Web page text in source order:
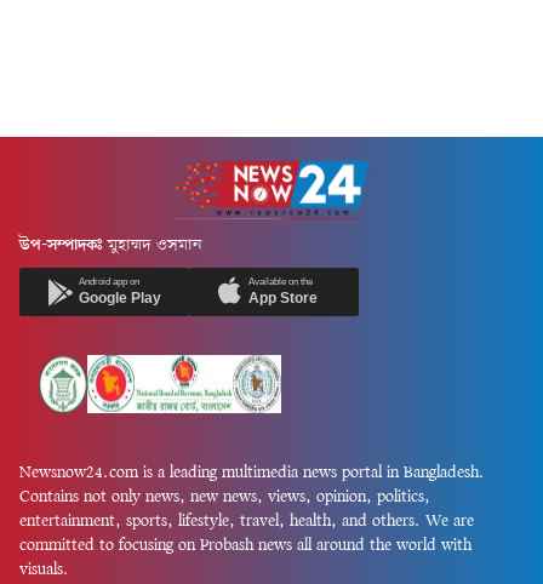
উপ-সম্পাদকঃ মুহাম্মদ ওসমান
Android app on
Google Play
Available on the
App Store
Newsnow24.com is a leading multimedia news portal in Bangladesh.
Contains not only news, new news, views, opinion, politics,
entertainment, sports, lifestyle, travel, health, and others. We are
committed to focusing on Probash news all around the world with
visuals.